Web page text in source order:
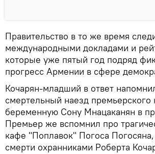
Правительство в то же время
международными докладами и
которые уже пятый год подряд
прогресс Армении в сфере
Кочарян-младший в ответ
смертельный наезд премьерского
беременную Сону Мнацаканян в
Премьер же вспомнил про
кафе "Поплавок" Погоса
смерти охранниками Роберта